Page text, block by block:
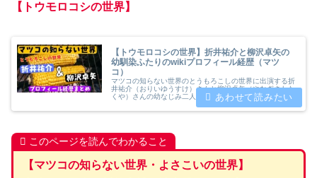
【トウモロコシの世界】
【トウモロコシの世界】折井祐介と柳沢卓矢の
幼馴染ふたりのwikiプロフィール経歴（マツ
コ）
マツコの知らない世界のとうもろこしの世界に出演する折
井祐介（おりいゆうすけ）さんと柳沢卓矢（やなぎさわた
くや）さんの幼なじみ二人のプロフィールや経歴について
wiki風にまとめてみました。年齢・出身地・結婚・学歴・
活動内容について紹介いたします。
このページを読んでわかること
【マツコの知らない世界・よさこいの世界】